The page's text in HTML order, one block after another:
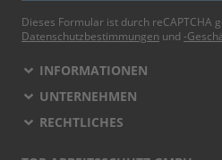
Dieses Formular ist durch reCAPTCHA
Datenschutzbestimmungen und -
INFORMATIONEN
UNTERNEHMEN
RECHTLICHES